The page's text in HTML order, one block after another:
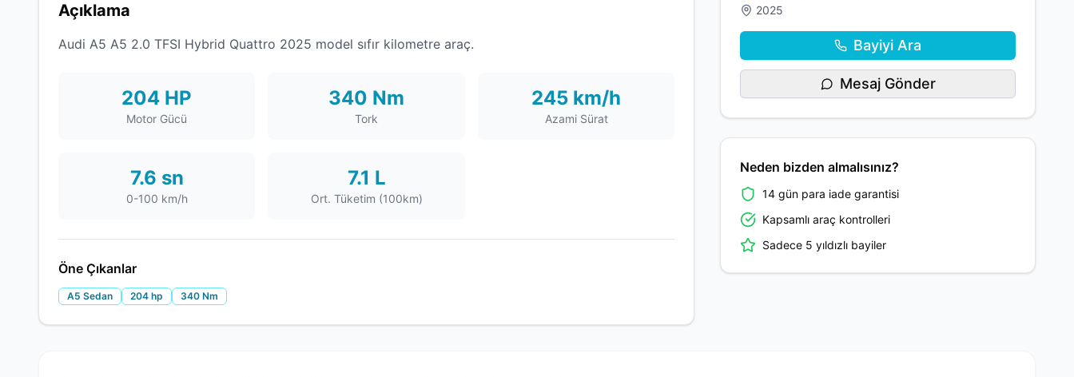
Açıklama
Audi A5 A5 2.0 TFSI Hybrid Quattro 2025 model sıfır kilometre araç.
204 HP
Motor Gücü
340 Nm
Tork
245 km/h
Azami Sürat
7.6 sn
0-100 km/h
7.1 L
Ort. Tüketim (100km)
Öne Çıkanlar
A5 Sedan 204 hp 340 Nm
2025
Bayiyi Ara
Mesaj Gönder
Neden bizden almalısınız?
14 gün para iade garantisi
Kapsamlı araç kontrolleri
Sadece 5 yıldızlı bayiler